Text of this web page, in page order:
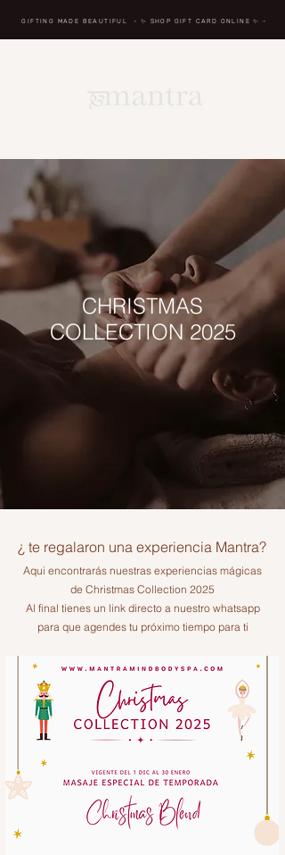
GIFTING MADE BEAUTIFUL - ✨ SHOP GIFT CARD ONLINE✨ -
CHRISTMAS
COLLECTION 2025
¿ te regalaron una experiencia Mantra?
Aqui encontrarás nuestras experiencias mágicas
de Christmas Collection 2025
Al final tienes un link directo a nuestro whatsapp
para que agendes tu próximo tiempo para ti